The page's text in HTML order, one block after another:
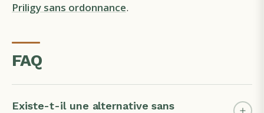
Priligy sans ordonnance.
FAQ
Existe-t-il une alternative sans